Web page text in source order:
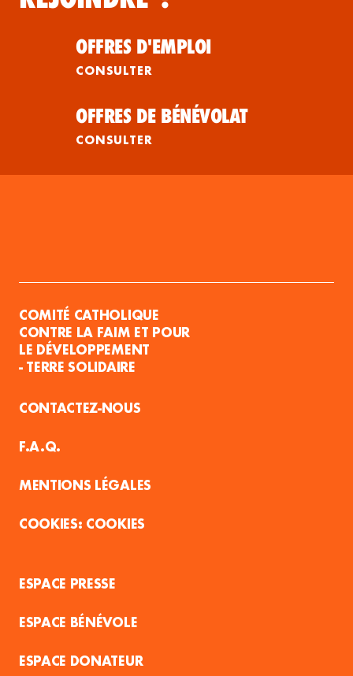
OFFRES D'EMPLOI
CONSULTER
OFFRES DE BÉNÉVOLAT
CONSULTER
COMITÉ CATHOLIQUE
CONTRE LA FAIM ET POUR
LE DÉVELOPPEMENT
- TERRE SOLIDAIRE
CONTACTEZ-NOUS
F.A.Q.
MENTIONS LÉGALES
COOKIES
ESPACE PRESSE
ESPACE BÉNÉVOLE
ESPACE DONATEUR